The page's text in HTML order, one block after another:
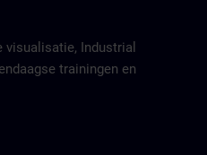
Industrial
trainingen en